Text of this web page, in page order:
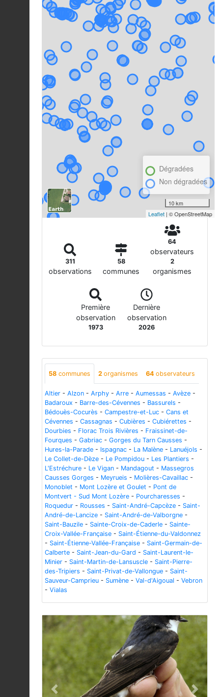
Dégradées
Non dégradées
10 km
Leaflet | © OpenStreetMap
311
observations
58
communes
64
observateurs
2
organismes
Première
observation
1973
Dernière
observation
2026
58 communes 2 organismes 64 observateurs
Altier - Alzon - Arphy - Arre - Aumessas - Avèze -
Badaroux - Barre-des-Cévennes - Bassurels -
Bédouès-Cocurès - Campestre-et-Luc - Cans et
Cévennes - Cassagnas - Cubières - Cubiérettes -
Dourbies - Florac Trois Rivières - Fraissinet-de-
Fourques - Gabriac - Gorges du Tarn Causses -
Hures-la-Parade - Ispagnac - La Malène - Lanuéjols -
Le Collet-de-Dèze - Le Pompidou - Les Plantiers -
L'Estréchure - Le Vigan - Mandagout - Massegros
Causses Gorges - Meyrueis - Molières-Cavaillac -
Monoblet - Mont Lozère et Goulet - Pont de
Montvert - Sud Mont Lozère - Pourcharesses -
Roquedur - Rousses - Saint-André-Capcèze - Saint-
André-de-Lancize - Saint-André-de-Valborgne -
Saint-Bauzile - Sainte-Croix-de-Caderle - Sainte-
Croix-Vallée-Française - Saint-Étienne-du-Valdonnez
- Saint-Étienne-Vallée-Française - Saint-Germain-de-
Calberte - Saint-Jean-du-Gard - Saint-Laurent-le-
Minier - Saint-Martin-de-Lansuscle - Saint-Pierre-
des-Tripiers - Saint-Privat-de-Vallongue - Saint-
Sauveur-Camprieu - Sumène - Val-d'Aigoual - Vebron
- Vialas
Previous Next